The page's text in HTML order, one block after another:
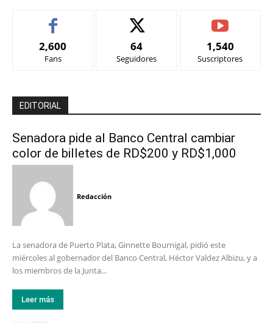
2,600
Fans
64
Seguidores
1,540
Suscriptores
EDITORIAL
Senadora pide al Banco Central cambiar
color de billetes de RD$200 y RD$1,000
Redacción
La senadora de Puerto Plata, Ginnette Bournigal, pidió este
miércoles al gobernador del Banco Central, Héctor Valdez Albizu, y a
los miembros de la Junta...
Leer más